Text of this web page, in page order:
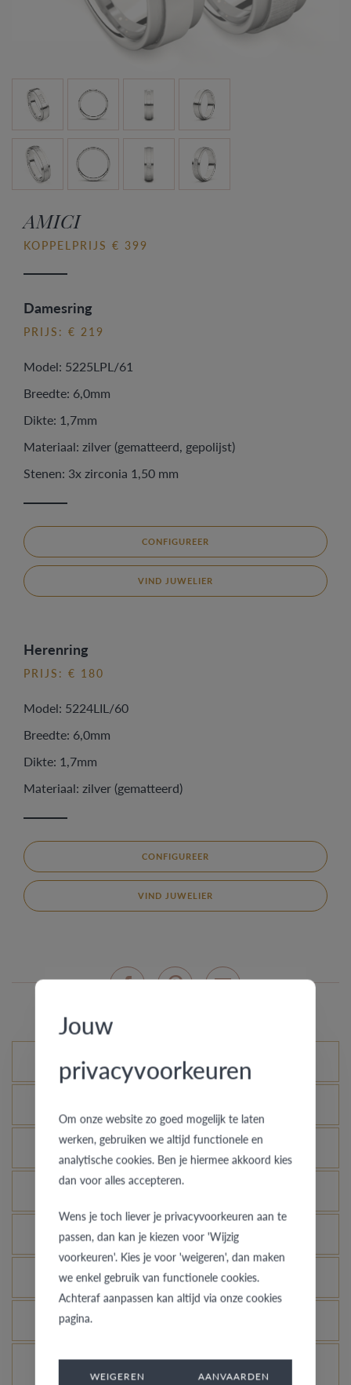
AMICI
KOPPELPRIJS € 399
Damesring
PRIJS: € 219
Model: 5225LPL/61
Breedte: 6,0mm
Dikte: 1,7mm
Materiaal: zilver (gematteerd, gepolijst)
Stenen: 3x zirconia 1,50 mm
CONFIGUREER
VIND JUWELIER
Herenring
PRIJS: € 180
Model: 5224LIL/60
Breedte: 6,0mm
Dikte: 1,7mm
Materiaal: zilver (gematteerd)
CONFIGUREER
VIND JUWELIER
Mogelijke varianten
Wat is zilver?
Waarom zou je kiezen voor een zilveren ring?
Wat is de kleur van zilver?
Over het dragen van zilver …
Hoe wordt de zuiverheid van zilver uitgedrukt?
Kan je de zilveren ring er terug als nieuw laten
Jouw
privacyvoorkeuren
Om onze website zo goed mogelijk te laten
werken, gebruiken we altijd functionele en
analytische cookies. Ben je hiermee akkoord kies
dan voor alles accepteren.
Wens je toch liever je privacyvoorkeuren aan te
passen, dan kan je kiezen voor 'Wijzig
voorkeuren'. Kies je voor 'weigeren', dan maken
we enkel gebruik van functionele cookies.
Achteraf aanpassen kan altijd via onze cookies
pagina.
WEIGEREN AANVAARDEN